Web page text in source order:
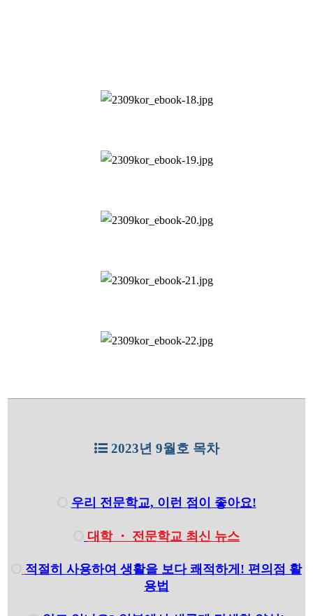
2023년 9월호 목차
우리 전문학교, 이런 점이 좋아요!
대학 ・ 전문학교 최신 뉴스
적절히 사용하여 생활을 보다 쾌적하게! 편의점 활
용법